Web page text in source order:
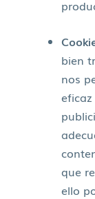
bien
nos
que
ello